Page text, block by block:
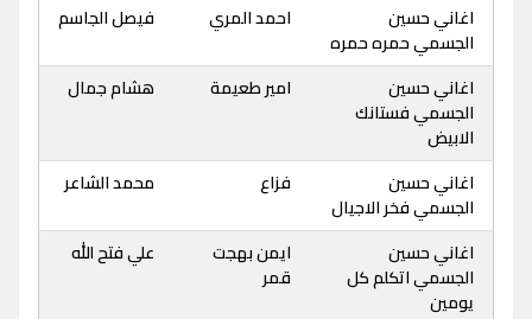
اغاني حسين
الجسمي حمره حمره
احمد المري فيصل الجاسم
اغاني حسين
الجسمي فستانك
الابيض
امير طعيمة هشام جمال
اغاني حسين
الجسمي فخر الاجيال
فزاع محمد الشاعر
اغاني حسين
الجسمي اتكلم كل
يومين
ايمن بهجت
قمر
علي فتح الله